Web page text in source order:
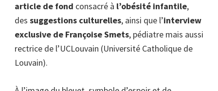
article de fond consacré à l’obésité infantile,
des suggestions culturelles, ainsi que l’interview
exclusive de Françoise Smets, pédiatre mais aussi
rectrice de l’UCLouvain (Université Catholique de
Louvain).